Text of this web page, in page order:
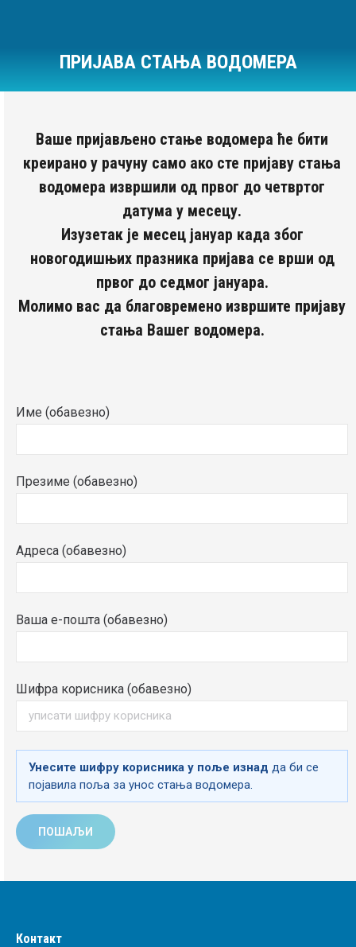
ПРИЈАВА СТАЊА ВОДОМЕРА
Ваше пријављено стање водомера ће бити
креирано у рачуну само ако сте пријаву стања
водомера извршили од првог до четвртог
датума у месецу.
Изузетак је месец јануар када због
новогодишњих празника пријава се врши од
првог до седмог јануара.
Молимо вас да благовремено извршите пријаву
стања Вашег водомера.
Име (обавезно)
Презиме (обавезно)
Адреса (обавезно)
Ваша е-пошта (обавезно)
Шифра корисника (обавезно)
Унесите шифру корисника у поље изнад да би се
појавила поља за унос стања водомера.
Контакт